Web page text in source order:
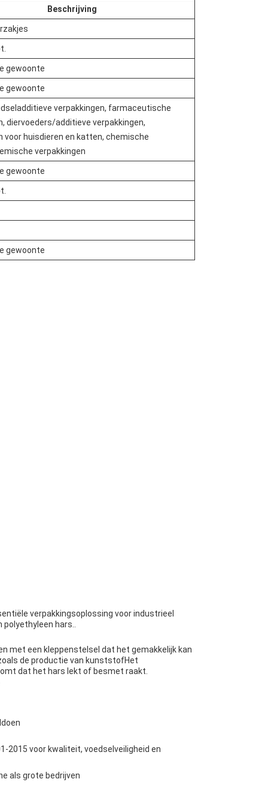
Beschrijving
gewoonte
gewoonte
verpakkingen, farmaceutische
diervoeders/additieve verpakkingen,
voor huisdieren en katten, chemische
verpakkingen
gewoonte
gewoonte
verpakkingsoplossing voor industrieel
polyethyleen hars..
met een kleppenstelsel dat het gemakkelijk kan
de productie van kunststofHet
dat het hars lekt of besmet raakt.
2015 voor kwaliteit, voedselveiligheid en
als grote bedrijven